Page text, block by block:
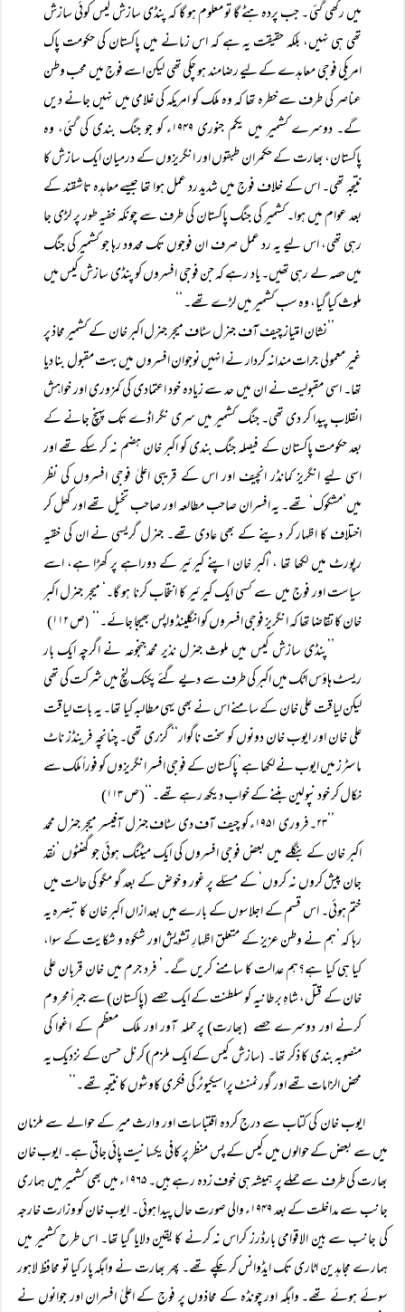
میں رکھی گئی ۔ جب پردہ ہٹے گا تو معلوم ہو گا کہ پنڈی سازش کیس کوئی سازش
تھی ہی نہیں، بلکہ حقیقت یہ ہے کہ اس زمانے میں پاکستان کی حکومت پاک
امریکی فوجی معاہدے کے لیے رضامند ہو چکی تھی لیکن اسے فوج میں محب وطن
عناصر کی طرف سے خطرہ تھا کہ وہ ملک کو امریکہ کی غلامی میں نہیں جانے دیں
گے۔ دوسرے کشمیر میں یکم جنوری ۱۹۴۹ء کو جو جنگ بندی کی گئی، وہ
پاکستان، بھارت کے حکمران طبقوں اور انگریزوں کے درمیان ایک سازش کا
نتیجہ تھی۔ اس کے خلاف فوج میں شدید رد عمل ہوا تھا جیسے معاہدہ تاشقند کے
بعد عوام میں ہوا۔ کشمیر کی جنگ پاکستان کی طرف سے چونکہ خفیہ طور پر لڑی جا
رہی تھی، اس لیے یہ رد عمل صرف ان فوجوں تک محدود رہا جو کشمیر کی جنگ
میں حصہ لے رہی تھیں۔ یاد رہے کہ جن فوجی افسروں کو پنڈی سازش کیس میں
ملوث کیا گیا، وہ سب کشمیر میں لڑے تھے۔ ‘‘
’’نشان امتیاز چیف آف جنرل سٹاف میجر جنرل اکبر خان کے کشمیر محاذ پر
غیر معمولی جرات مندانہ کردار نے انہیں نوجوان افسروں میں بہت مقبول بنا دیا
تھا۔ اسی مقبولیت نے ان میں حد سے زیادہ خود اعتمادی کی کمزوری اور خواہش
انقلاب پیدا کر دی تھی۔ جنگ کشمیر میں سری نگر اڈے تک پہنچ جانے کے
بعد حکومت پاکستان کے فیصلہ جنگ بندی کو اکبر خان ہضم نہ کر سکے تھے اور
اسی لیے انگریز کمانڈر انچیف اور اس کے قریبی اعلیٰ فوجی افسروں کی نظر
میں’مشکوک‘ تھے۔ یہ افسران صاحب مطالعہ اور صاحب تخیل تھے اور کھل کر
اختلاف کا اظہار کر دینے کے بھی عادی تھے۔ جنرل گریسی نے ان کی خقیہ
رپورٹ میں لکھا تھا ،’اکبر خان اپنے کیرئیر کے دوراہے پر کھڑا ہے، اسے
سیاست اور فوج میں سے کسی ایک کیرئیر کا انتخاب کرنا ہو گا۔‘ میجر جنرل اکبر
خان کا تقاضا تھا کہ انگریز فوجی افسروں کو انگلینڈ واپس بھیجا جائے۔‘‘
(ص ۱۱۲)
’’پنڈی سازش کیس میں ملوث جنرل نذیر محمدجنجوعہ نے اگرچہ ایک بار
ریسٹ ہاؤس اٹک میں اکبر کی طرف سے دیے گئے پکنک لنچ میں شرکت کی تھی
لیکن لیاقت علی خان کے سامنے اس نے بھی یہی مطالبہ کیا تھا۔ یہ بات لیاقت
علی خان اور ایوب خان دونوں کو سخت ناگوار‘‘ گزری تھی۔ چنانچہ فرینڈز ناٹ
ماسٹرز میں ایوب نے لکھا ہے’پاکستان کے فوجی افسر انگریزوں کو فوراً ملک سے
نکال کر خود نپولین بننے کے خواب دیکھ رہے تھے۔‘‘(ص ۱۱۳)
’’۲۳۔فروری ۱۹۵۱ء کو چیف آف دی سٹاف جنرل آفیسر میجر جنرل محمد
اکبر خان کے بنگلے میں بعض فوجی افسروں کی ایک میٹنگ ہوئی جو گھنٹوں ’نقد
جان پیش کروں نہ کروں‘ کے مسئلے پر غور و خوض کے بعد گو مگو کی حالت میں
ختم ہوئی۔ اس قسم کے اجلاسوں کے بارے میں بعد ازاں اکبر خان کا تبصرہ یہ
رہا کہ ’ہم نے وطن عزیز کے متعلق اظہارِ تشویش اور شکوہ و شکایت کے سوا،
کیا ہی کیا ہے؟ہم عدالت کا سامنے کریں گے۔’ فرد جرم میں خان قربان علی
خان کے قتل، شاہِ برطانیہ کو سلطنت کے ایک حصے (پاکستان) سے جبراً محروم
کرنے اور دوسرے حصے (بھارت) پرحملہ آور اور ملک معظم کے اغوا کی
منصوبہ بندی کا ذکر تھا۔ (سازش کیس کے ایک ملزم) کرنل حسن کے نزدیک یہ
محض الزامات تھے اور گورنمنٹ پراسیکیوٹر کی فکری کاوشوں کا نتیجہ تھے۔‘‘
ایوب خان کی کتاب سے درج کردہ اقتباسات اور وارث میر کے حوالے سے ملزمان
میں سے بعض کے حوالوں میں کیس کے پس منظر پر کافی یکسانیت پائی جاتی ہے۔ ایوب خان
بھارت کی طرف سے حملے پر ہمیشہ ہی خوف زدہ رہے ہیں۔ ۱۹۶۵ء میں بھی کشمیر میں ہماری
جانب سے مداخلت کے بعد ۱۹۴۹ء والی صورت حال پیدا ہوئی۔ ایوب خان کو وزارت خارجہ
کی جانب سے بین الاقوامی بارڈرز کراس نہ کرنے کا یقین دلایا گیا تھا۔ اس طرح کشمیر میں
ہمارے مجاہدین اٹاری تک ایڈوانس کر چکے تھے۔ پھر بھارت نے واہگہ پار کیا تو محافظ لاہور
سوئے ہوئے تھے۔ واہگہ اور چونڈہ کے محاذوں پر فوج کے اعلیٰ افسران اور جوانوں نے